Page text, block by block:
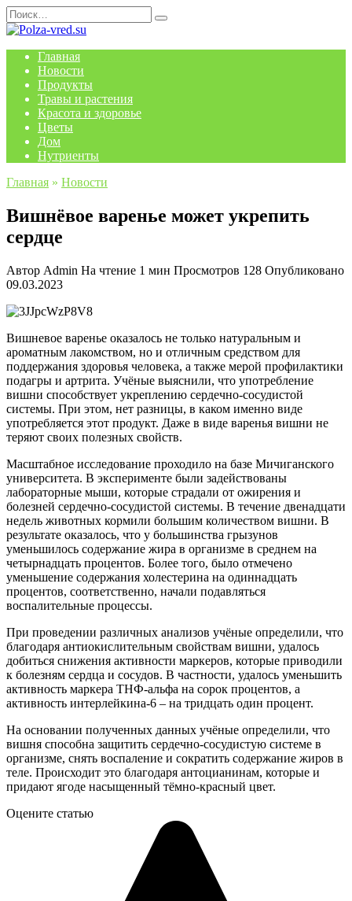
Перейти
к
Search
for:
Главная
Новости
Продукты
Травы и растения
Красота и здоровье
Цветы
Дом
Нутриенты
Главная » Новости
Вишнёвое варенье может укрепить
сердце
Автор Admin На чтение 1 мин Просмотров 128 Опубликовано
09.03.2023
Вишневое варенье оказалось не только натуральным и
ароматным лакомством, но и отличным средством для
поддержания здоровья человека, а также мерой профилактики
подагры и артрита. Учёные выяснили, что употребление
вишни способствует укреплению сердечно-сосудистой
системы. При этом, нет разницы, в каком именно виде
употребляется этот продукт. Даже в виде варенья вишни не
теряют своих полезных свойств.
Масштабное исследование проходило на базе Мичиганского
университета. В эксперименте были задействованы
лабораторные мыши, которые страдали от ожирения и
болезней сердечно-сосудистой системы. В течение двенадцати
недель животных кормили большим количеством вишни. В
результате оказалось, что у большинства грызунов
уменьшилось содержание жира в организме в среднем на
четырнадцать процентов. Более того, было отмечено
уменьшение содержания холестерина на одиннадцать
процентов, соответственно, начали подавляться
воспалительные процессы.
При проведении различных анализов учёные определили, что
благодаря антиокислительным свойствам вишни, удалось
добиться снижения активности маркеров, которые приводили
к болезням сердца и сосудов. В частности, удалось уменьшить
активность маркера ТНФ-альфа на сорок процентов, а
активность интерлейкина-6 – на тридцать один процент.
На основании полученных данных учёные определили, что
вишня способна защитить сердечно-сосудистую системе в
организме, снять воспаление и сократить содержание жиров в
теле. Происходит это благодаря антоцианинам, которые и
придают ягоде насыщенный тёмно-красный цвет.
Оцените статью